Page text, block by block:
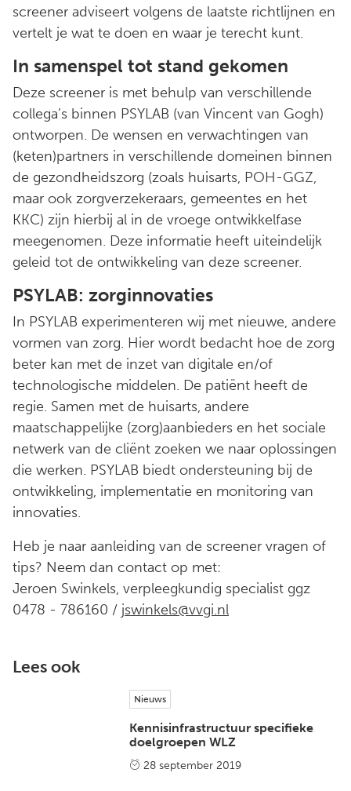
screener adviseert volgens de laatste richtlijnen en
vertelt je wat te doen en waar je terecht kunt.
In samenspel tot stand gekomen
Deze screener is met behulp van verschillende
collega’s binnen PSYLAB (van Vincent van Gogh)
ontworpen. De wensen en verwachtingen van
(keten)partners in verschillende domeinen binnen
de gezondheidszorg (zoals huisarts, POH-GGZ,
maar ook zorgverzekeraars, gemeentes en het
KKC) zijn hierbij al in de vroege ontwikkelfase
meegenomen. Deze informatie heeft uiteindelijk
geleid tot de ontwikkeling van deze screener.
PSYLAB: zorginnovaties
In PSYLAB experimenteren wij met nieuwe, andere
vormen van zorg. Hier wordt bedacht hoe de zorg
beter kan met de inzet van digitale en/of
technologische middelen. De patiënt heeft de
regie. Samen met de huisarts, andere
maatschappelijke (zorg)aanbieders en het sociale
netwerk van de cliënt zoeken we naar oplossingen
die werken. PSYLAB biedt ondersteuning bij de
ontwikkeling, implementatie en monitoring van
innovaties.
Heb je naar aanleiding van de screener vragen of
tips? Neem dan contact op met:
Jeroen Swinkels, verpleegkundig specialist ggz
0478 - 786160 / jswinkels@vvgi.nl
Lees ook
Nieuws
Kennisinfrastructuur specifieke
doelgroepen WLZ
28 september 2019